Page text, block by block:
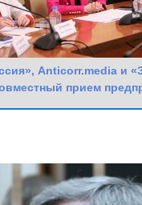
Anticorr.media и
прием